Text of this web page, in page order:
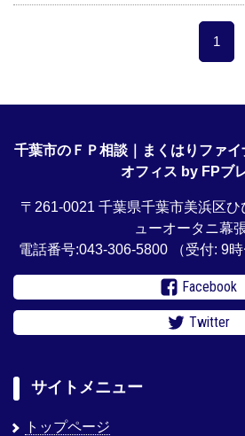
1
千葉市のＦＰ相談｜まくはりファ
オフィス by FPブ
〒261-0021 千葉県千葉市美浜区
ューオータニ幕
電話番号:043-306-5800
（受付: 9
Facebook
Twitter
サイトメニュー
トップページ